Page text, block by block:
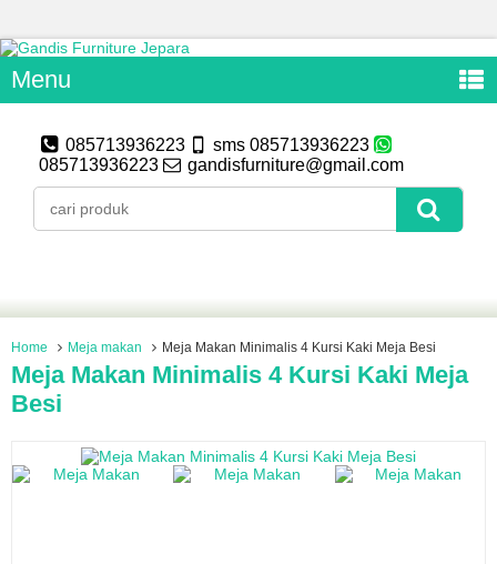
Menu
085713936223
sms 085713936223
085713936223
gandisfurniture@gmail.com
Home Meja makan Meja Makan Minimalis 4 Kursi Kaki Meja Besi
Meja Makan Minimalis 4 Kursi Kaki Meja
Besi